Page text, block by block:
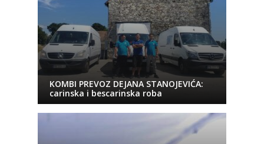
KOMBI PREVOZ DEJANA STANOJEVIĆA:
carinska i bescarinska roba